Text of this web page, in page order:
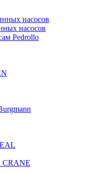
насосов
насосов
Pedrollo
CRANE